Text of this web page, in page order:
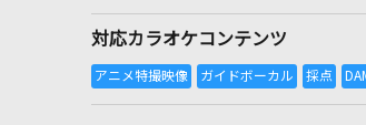
対応カラオケコンテンツ